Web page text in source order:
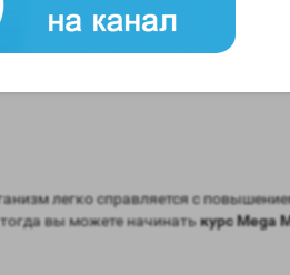
легко справляется с
вы можете начинатькурс Mega